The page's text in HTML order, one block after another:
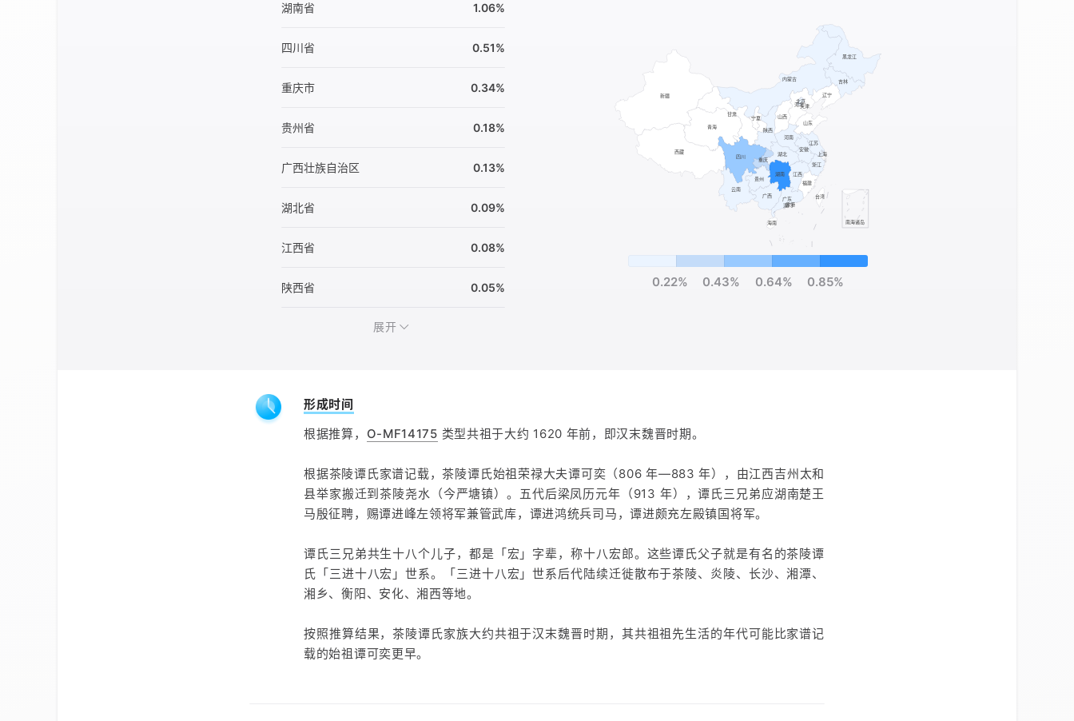
0.22% 0.43% 0.64% 0.85%
湖南省 1.06%
四川省 0.51%
重庆市 0.34%
贵州省 0.18%
广西壮族自治区 0.13%
湖北省 0.09%
江西省 0.08%
陕西省 0.05%
展开
形成时间
根据推算， O-MF14175 类型共祖于大约 1620 年前，即汉末魏晋时期。
根据茶陵谭氏家谱记载，茶陵谭氏始祖荣禄大夫谭可奕（806 年—883 年），由江西吉州太和
县举家搬迁到茶陵尧水（今严塘镇）。五代后梁凤历元年（913 年），谭氏三兄弟应湖南楚王
马殷征聘，赐谭进峰左领将军兼管武库，谭进鸿统兵司马，谭进颇充左殿镇国将军。
谭氏三兄弟共生十八个儿子，都是「宏」字辈，称十八宏郎。这些谭氏父子就是有名的茶陵谭
氏「三进十八宏」世系。「三进十八宏」世系后代陆续迁徙散布于茶陵、炎陵、长沙、湘潭、
湘乡、衡阳、安化、湘西等地。
按照推算结果，茶陵谭氏家族大约共祖于汉末魏晋时期，其共祖祖先生活的年代可能比家谱记
载的始祖谭可奕更早。